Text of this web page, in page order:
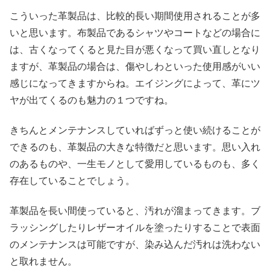
こういった革製品は、比較的長い期間使用されることが多
いと思います。布製品であるシャツやコートなどの場合に
は、古くなってくると見た目が悪くなって買い直しとなり
ますが、革製品の場合は、傷やしわといった使用感がいい
感じになってきますからね。エイジングによって、革にツ
ヤが出てくるのも魅力の１つですね。
きちんとメンテナンスしていればずっと使い続けることが
できるのも、革製品の大きな特徴だと思います。思い入れ
のあるものや、一生モノとして愛用しているものも、多く
存在していることでしょう。
革製品を長い間使っていると、汚れが溜まってきます。ブ
ラッシングしたりレザーオイルを塗ったりすることで表面
のメンテナンスは可能ですが、染み込んだ汚れは洗わない
と取れません。